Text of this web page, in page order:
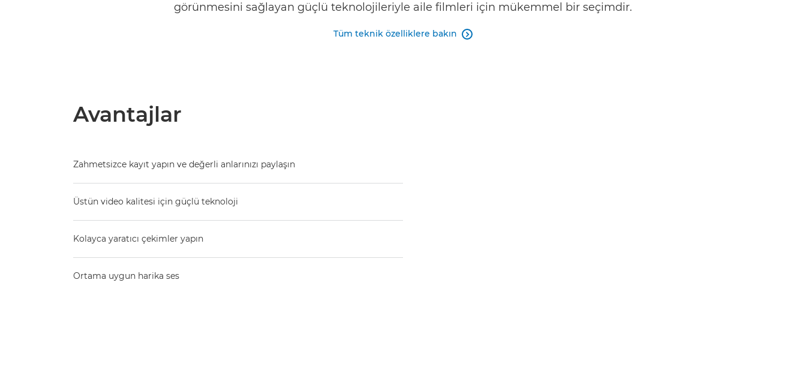
görünmesini sağlayan güçlü teknolojileriyle aile filmleri için mükemmel bir seçimdir.
Tüm teknik özelliklere bakın 
Avantajlar
Zahmetsizce kayıt yapın ve değerli anlarınızı paylaşın
Üstün video kalitesi için güçlü teknoloji
Kolayca yaratıcı çekimler yapın
Ortama uygun harika ses